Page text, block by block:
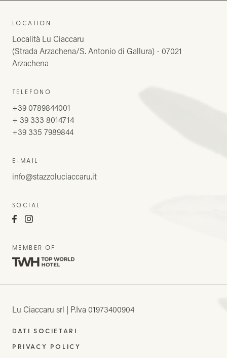
LOCATION
Località Lu Ciaccaru
(Strada Arzachena/S. Antonio di Gallura) - 07021
Arzachena
TELEFONO
+39 0789844001
+ 39 333 8014714
+39 335 7989844
E-MAIL
info@stazzoluciaccaru.it
SOCIAL
MEMBER OF
Lu Ciaccaru srl P.Iva 01973400904
DATI SOCIETARI
PRIVACY POLICY